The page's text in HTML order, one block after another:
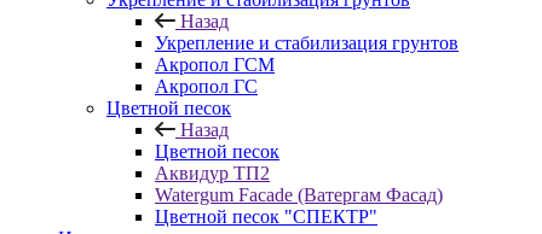
Назад
Укрепление и стабилизация грунтов
Акропол ГСМ
Акропол ГС
Цветной песок
Назад
Цветной песок
Аквидур ТП2
Watergum Facade (Ватергам Фасад)
Цветной песок "СПЕКТР"